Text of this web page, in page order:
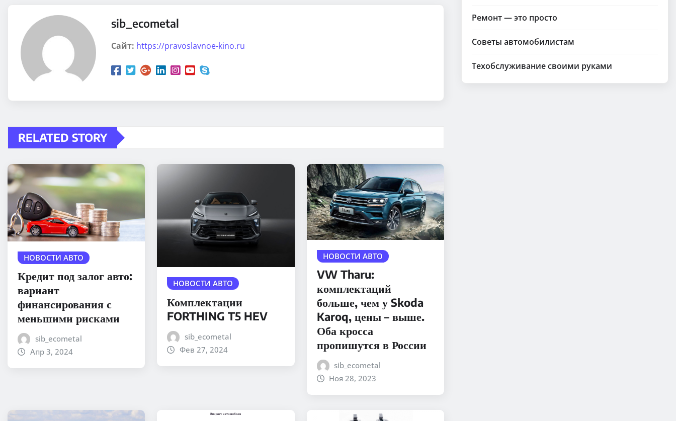
sib_ecometal
Сайт: https://pravoslavnoe-kino.ru
RELATED STORY
НОВОСТИ АВТО
Кредит под залог авто:
вариант
финансирования с
меньшими рисками
sib_ecometal
Апр 3, 2024
НОВОСТИ АВТО
Комплектации
FORTHING T5 HEV
sib_ecometal
Фев 27, 2024
НОВОСТИ АВТО
VW Tharu:
комплектаций
больше, чем у Skoda
Karoq, цены – выше.
Оба кросса
пропишутся в России
sib_ecometal
Ноя 28, 2023
Ремонт — это просто
Советы автомобилистам
Техобслуживание своими руками